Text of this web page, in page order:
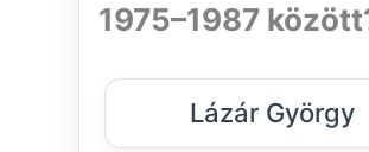
1975–1987
Lázár György